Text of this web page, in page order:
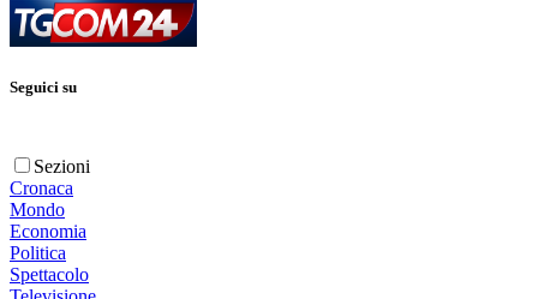
Seguici su
Sezioni
Cronaca
Mondo
Economia
Politica
Spettacolo